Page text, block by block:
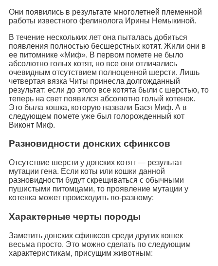
Они появились в результате многолетней племенной
работы известного фелинолога Ирины Немыкиной.
В течение нескольких лет она пыталась добиться
появления полностью бесшерстных котят. Жили они в
ее питомнике «Миф». В первом помете не было
абсолютно голых котят, но все они отличались
очевидным отсутствием полноценной шерсти. Лишь
четвертая вязка Читы принесла долгожданный
результат: если до этого все котята были с шерстью, то
теперь на свет появился абсолютно голый котенок.
Это была кошка, которую назвали Бася Миф. А в
следующем помете уже был голорожденный кот
Виконт Миф.
Разновидности донских сфинксов
Отсутствие шерсти у донских котят — результат
мутации гена. Если коты или кошки данной
разновидности будут скрещиваться с обычными
пушистыми питомцами, то проявление мутации у
котенка может происходить по-разному:
Характерные черты породы
Заметить донских сфинксов среди других кошек
весьма просто. Это можно сделать по следующим
характеристикам, присущим животным: